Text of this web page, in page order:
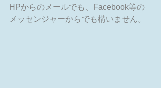
HPからのメールでも、Facebook等の
メッセンジャーからでも構いません。